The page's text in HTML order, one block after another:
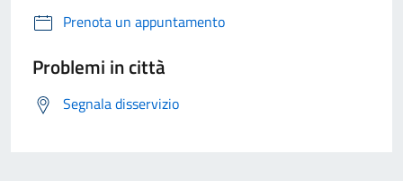
Prenota un appuntamento
Problemi in città
Segnala disservizio